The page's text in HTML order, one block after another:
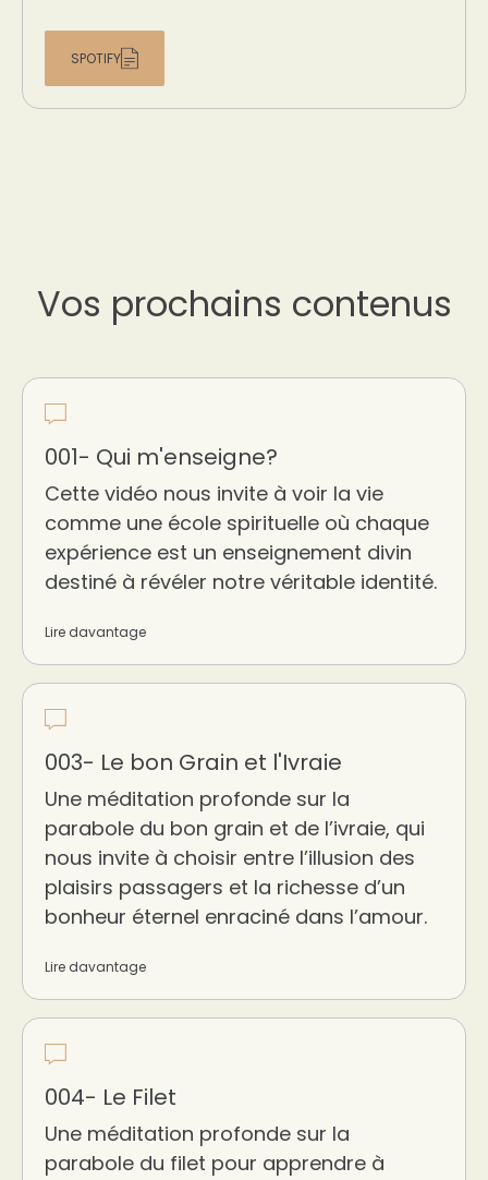
SPOTIFY
Vos prochains contenus
001- Qui m'enseigne?
Cette vidéo nous invite à voir la vie
comme une école spirituelle où chaque
expérience est un enseignement divin
destiné à révéler notre véritable identité.
Lire davantage
003- Le bon Grain et l'Ivraie
Une méditation profonde sur la
parabole du bon grain et de l’ivraie, qui
nous invite à choisir entre l’illusion des
plaisirs passagers et la richesse d’un
bonheur éternel enraciné dans l’amour.
Lire davantage
004- Le Filet
Une méditation profonde sur la
parabole du filet pour apprendre à